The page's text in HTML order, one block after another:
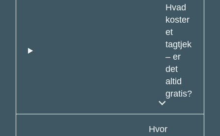
Hvad
koster
et
tagtjek
– er
det
altid
gratis?
Hvor